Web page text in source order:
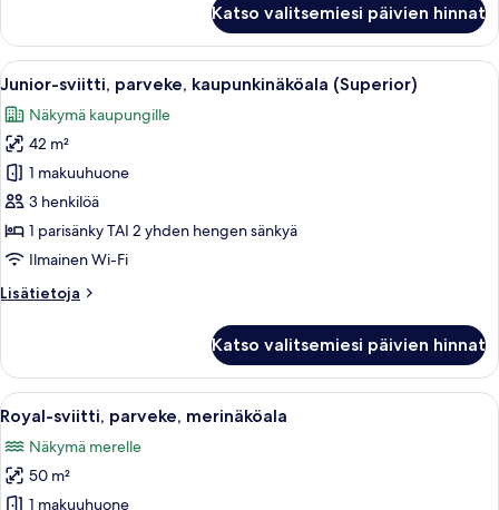
parveke
kuvat
standard-
huone
(yksi
kaksi
sänkyä),
parveke
Katso valitsemiesi päivien hinnat
Avaa
kaikki
huonetyypin
Junior-
sviitti,
parveke,
kaupunkinäköala
(Superior)
Tilava hotellihuone, jossa on suuri
6
Junior-sviitti, parveke, kaupunkinäköala (Superior)
Näkymä kaupungille
42 m²
1 makuuhuone
3 henkilöä
1 parisänky TAI 2 yhden hengen sänkyä
Ilmainen Wi-Fi
Lisätietoja
Lisätietoja
parveke,
kaupunkinäköala
(Superior)
Katso valitsemiesi päivien hinnat
Avaa
kaikki
huonetyypin
Royal-
Hotellihuoneessa on sänky,
7
Royal-sviitti, parveke, merinäköala
Näkymä merelle
50 m²
1 makuuhuone